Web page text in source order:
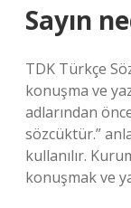
Sayın
TDK Türkçe
konuşma ve
adlarından
sözcüktür.”
kullanılır.
konuşmak ve